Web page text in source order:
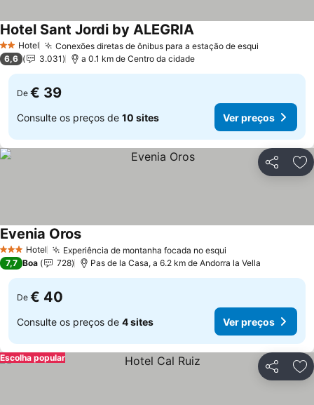
2 Estrelas
Hotel Conexões diretas de ônibus para a estação de esqui
Hotel Sant Jordi by ALEGRIAVer preços
6,6 3.031 a 0.1 km de Centro da cidade
De € 39
Consulte os preços de 10 sites Ver preços
Partilhar
3 EstrelasHotel Experiência de montanha focada no esqui
Evenia OrosVer preços
7,7 Boa 728 Pas de la Casa, a 6.2 km de Andorra la Vella
De € 40
Consulte os preços de 4 sites Ver preços
Partilhar
Escolha popular